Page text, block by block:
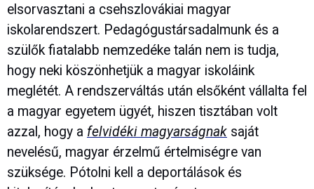
elsorvasztani a csehszlovákiai magyar
iskolarendszert. Pedagógustársadalmunk és a
szülők fiatalabb nemzedéke talán nem is tudja,
hogy neki köszönhetjük a magyar iskoláink
meglétét. A rendszerváltás után elsőként vállalta fel
a magyar egyetem ügyét, hiszen tisztában volt
azzal, hogy a felvidéki magyarságnak saját
nevelésű, magyar érzelmű értelmiségre van
szüksége. Pótolni kell a deportálások és